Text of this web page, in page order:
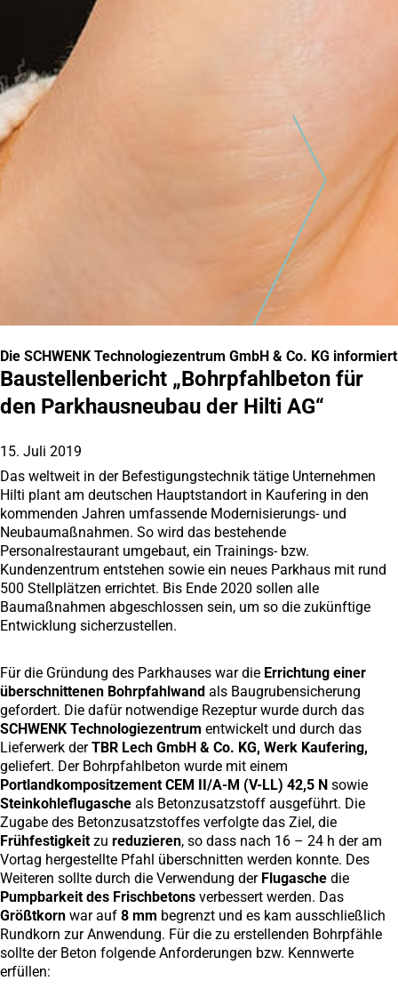
Die SCHWENK Technologiezentrum GmbH & Co. KG informiert
Baustellenbericht „Bohrpfahlbeton für
den Parkhausneubau der Hilti AG“
15. Juli 2019
Das weltweit in der Befestigungstechnik tätige Unternehmen
Hilti plant am deutschen Hauptstandort in Kaufering in den
kommenden Jahren umfassende Modernisierungs- und
Neubaumaßnahmen. So wird das bestehende
Personalrestaurant umgebaut, ein Trainings- bzw.
Kundenzentrum entstehen sowie ein neues Parkhaus mit rund
500 Stellplätzen errichtet. Bis Ende 2020 sollen alle
Baumaßnahmen abgeschlossen sein, um so die zukünftige
Entwicklung sicherzustellen.
Für die Gründung des Parkhauses war die Errichtung einer
überschnittenen Bohrpfahlwand als Baugrubensicherung
gefordert. Die dafür notwendige Rezeptur wurde durch das
SCHWENK Technologiezentrum entwickelt und durch das
Lieferwerk derTBR Lech GmbH & Co. KG, Werk Kaufering,
geliefert. Der Bohrpfahlbeton wurde mit einem
Portlandkompositzement CEM II/A-M (V-LL) 42,5 N sowie
Steinkohleflugasche als Betonzusatzstoff ausgeführt. Die
Zugabe des Betonzusatzstoffes verfolgte das Ziel, die
Frühfestigkeitzu reduzieren, so dass nach 16 – 24 h der am
Vortag hergestellte Pfahl überschnitten werden konnte. Des
Weiteren sollte durch die Verwendung der Flugasche die
Pumpbarkeit des Frischbetons verbessert werden. Das
Größtkorn war auf 8 mm begrenzt und es kam ausschließlich
Rundkorn zur Anwendung. Für die zu erstellenden Bohrpfähle
sollte der Beton folgende Anforderungen bzw. Kennwerte
erfüllen: